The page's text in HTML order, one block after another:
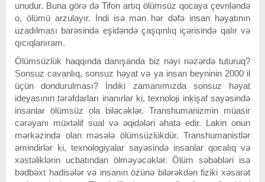
unudur. Buna görə də Tifon artıq ölümsüz qocaya çevriləndə
o, ölümü arzulayır. İndi isə mən hər dəfə insan həyatının
uzadılması barəsində eşidəndə çaşqınlıq içərisində qalır və
qıcıqlanıram.
Ölümsüzlük haqqında danışanda biz nəyi nəzərdə tuturuq?
Sonsuz cavanlıq, sonsuz həyat və ya insan beyninin 2000 il
üçün dondurulması? İndiki zamanımızda sonsuz həyat
ideyasının tərəfdarları inanırlar ki, texnoloji inkişaf sayəsində
insanlar ölümsüz ola biləcəklər. Transhumanizmin müasir
cərəyanı müxtəlif sual və əqidələri əhatə edir. Lakin onun
mərkəzində olan məsələ ölümsüzlükdür. Transhumanistlər
əmindirlər ki, texnologiyalar sayəsində insanlar qocalıq və
xəstəliklərin ucbatından ölməyəcəklər. Ölüm səbəbləri isə
bədbəxt hadisələr və insanın özünə bilərəkdən fiziki xəsarət